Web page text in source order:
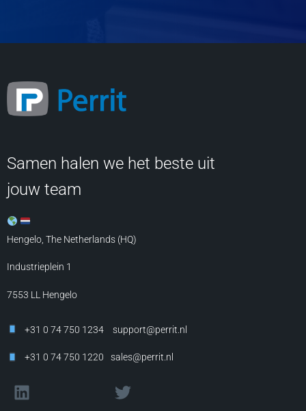
Samen halen we het beste uit
jouw team
Hengelo, The Netherlands (HQ)
Industrieplein 1
7553 LL Hengelo
+31 0 74 750 1234 support@perrit.nl
+31 0 74 750 1220 sales@perrit.nl